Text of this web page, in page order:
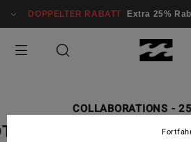
DOPPELTER RABATT Extra 25%
COLLABORATIONS -
CAREY X